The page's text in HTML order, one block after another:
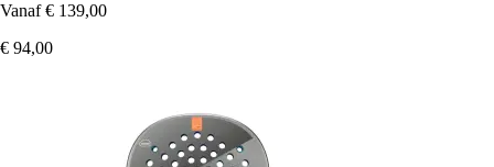
Vanaf € 139,00
€ 94,00